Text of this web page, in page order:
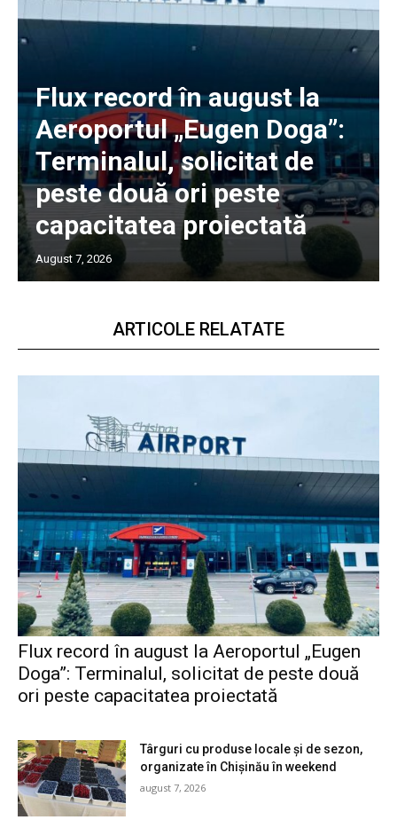
Flux record în august la
Aeroportul „Eugen Doga”:
Terminalul, solicitat de
peste două ori peste
capacitatea proiectată
August 7, 2026
ARTICOLE RELATATE
Flux record în august la Aeroportul „Eugen
Doga”: Terminalul, solicitat de peste două
ori peste capacitatea proiectată
Târguri cu produse locale și de sezon,
organizate în Chișinău în weekend
august 7, 2026